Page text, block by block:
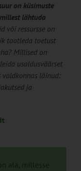
on küsimuste
lähtuda
või ressursse on
taotleda toetust
Millised on
usaldusväärset
valdkonnas läinud:
ja
ala, millesse